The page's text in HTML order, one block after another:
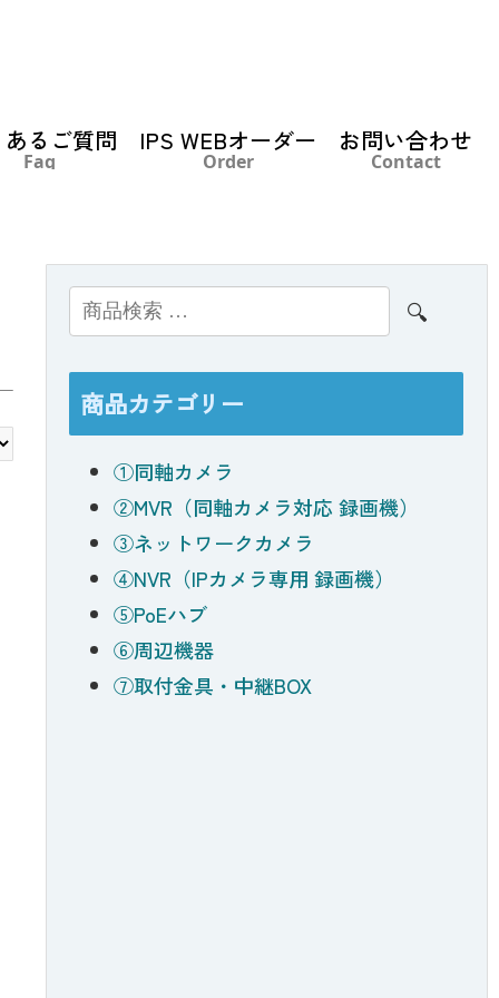
るご質問
Faq
IPS WEBオーダー
Order
お問い合わせ
Contact
検索
商品カテゴリー
①同軸カメラ
②MVR（同軸カメラ対応 録画機）
③ネットワークカメラ
④NVR（IPカメラ専用 録画機）
⑤PoEハブ
⑥周辺機器
⑦取付金具・中継BOX